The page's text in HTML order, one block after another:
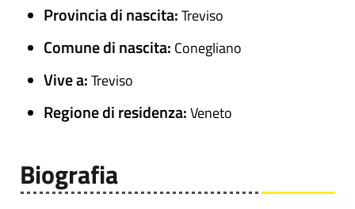
Provincia di nascita:Treviso
Comune di nascita: Conegliano
Vive a:Treviso
Regione di residenza:Veneto
Biografia